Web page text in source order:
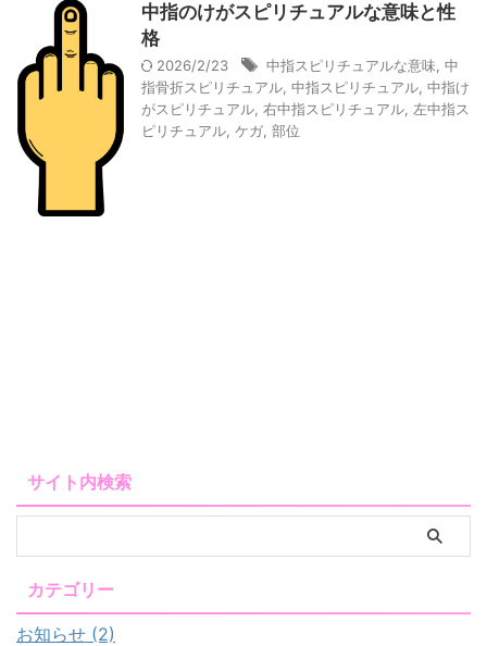
中指のけがスピリチュアルな意味と性
格
2026/2/23 中指スピリチュアルな意味 中
指骨折スピリチュアル 中指スピリチュアル 中指け
がスピリチュアル 右中指スピリチュアル 左中指ス
ピリチュアル ケガ 部位
サイト内検索
カテゴリー
お知らせ (2)